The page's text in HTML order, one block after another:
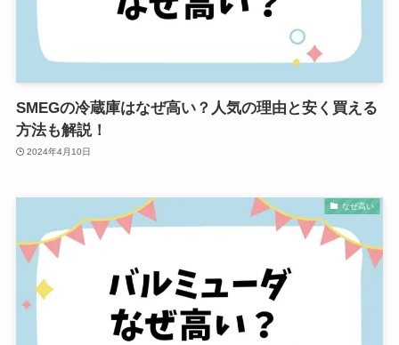
SMEGの冷蔵庫はなぜ高い？人気の理由と安く買える
方法も解説！
2024年4月10日
なぜ高い